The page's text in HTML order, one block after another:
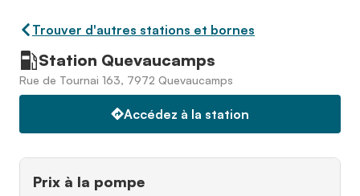
Trouver d'autres stations et bornes
Station Quevaucamps
Rue de Tournai 163, 7972 Quevaucamps
Accédez à la station
Prix à la pompe